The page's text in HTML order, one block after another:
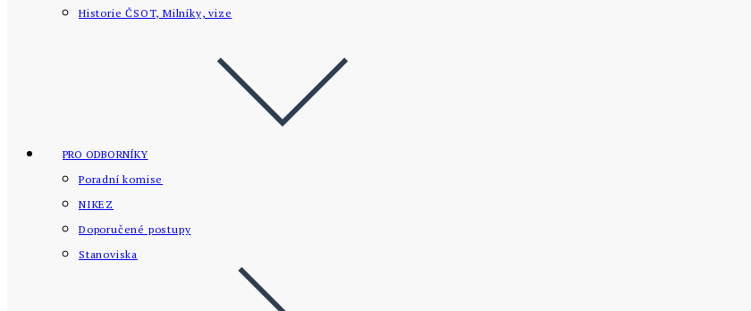
Historie ČSOT, Milníky, vize
PRO ODBORNÍKY
Poradní komise
NIKEZ
Doporučené postupy
Stanoviska